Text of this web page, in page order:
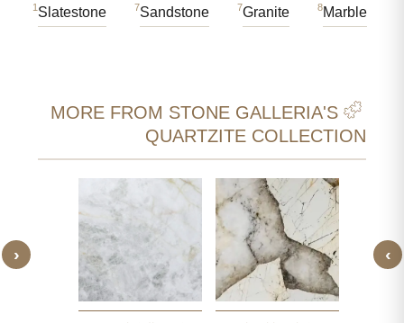
Marble
8
Granite
7
Sandstone
7
Slatestone
1
MORE FROM STONE GALLERIA'S
QUARTZITE COLLECTION
‹ ›